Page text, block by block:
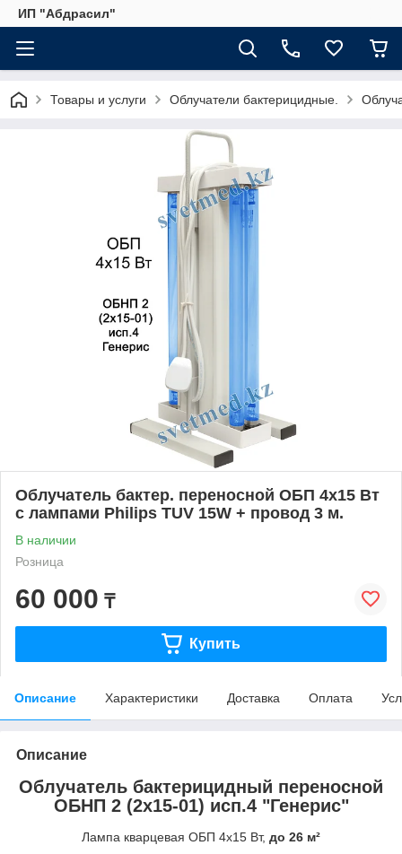
ИП "Абдрасил"
Товары и услуги Облучатели бактерицидные.
Облучатель бактер. переносной ОБП 4х15 Вт
с лампами Philips TUV 15W + провод 3 м.
В наличии
Розница
60 000 ₸
Купить
Описание Характеристики Доставка Оплата
Описание
Облучатель бактерицидный переносной
ОБНП 2 (2х15-01) исп.4 "Генерис"
Лампа кварцевая ОБП 4х15 Вт, до 26 м²